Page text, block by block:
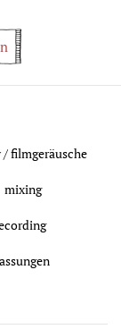
filmgeräusche
mixing